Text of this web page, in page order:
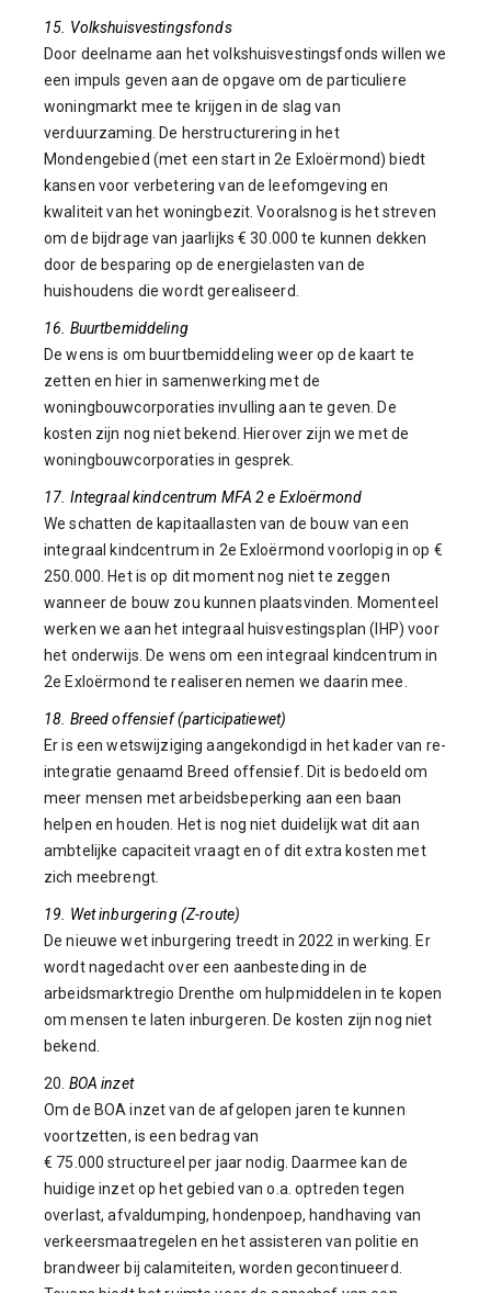
15. Volkshuisvestingsfonds
Door deelname aan het volkshuisvestingsfonds willen we
een impuls geven aan de opgave om de particuliere
woningmarkt mee te krijgen in de slag van
verduurzaming. De herstructurering in het
Mondengebied (met een start in 2e Exloërmond) biedt
kansen voor verbetering van de leefomgeving en
kwaliteit van het woningbezit. Vooralsnog is het streven
om de bijdrage van jaarlijks € 30.000 te kunnen dekken
door de besparing op de energielasten van de
huishoudens die wordt gerealiseerd.
16. Buurtbemiddeling
De wens is om buurtbemiddeling weer op de kaart te
zetten en hier in samenwerking met de
woningbouwcorporaties invulling aan te geven. De
kosten zijn nog niet bekend. Hierover zijn we met de
woningbouwcorporaties in gesprek.
17. Integraal kindcentrum MFA 2 e Exloërmond
We schatten de kapitaallasten van de bouw van een
integraal kindcentrum in 2e Exloërmond voorlopig in op €
250.000. Het is op dit moment nog niet te zeggen
wanneer de bouw zou kunnen plaatsvinden. Momenteel
werken we aan het integraal huisvestingsplan (IHP) voor
het onderwijs. De wens om een integraal kindcentrum in
2e Exloërmond te realiseren nemen we daarin mee.
18. Breed offensief (participatiewet)
Er is een wetswijziging aangekondigd in het kader van re-
integratie genaamd Breed offensief. Dit is bedoeld om
meer mensen met arbeidsbeperking aan een baan
helpen en houden. Het is nog niet duidelijk wat dit aan
ambtelijke capaciteit vraagt en of dit extra kosten met
zich meebrengt.
19. Wet inburgering (Z-route)
De nieuwe wet inburgering treedt in 2022 in werking. Er
wordt nagedacht over een aanbesteding in de
arbeidsmarktregio Drenthe om hulpmiddelen in te kopen
om mensen te laten inburgeren. De kosten zijn nog niet
bekend.
20. BOA inzet
Om de BOA inzet van de afgelopen jaren te kunnen
voortzetten, is een bedrag van
€ 75.000 structureel per jaar nodig. Daarmee kan de
huidige inzet op het gebied van o.a. optreden tegen
overlast, afvaldumping, hondenpoep, handhaving van
verkeersmaatregelen en het assisteren van politie en
brandweer bij calamiteiten, worden gecontinueerd.